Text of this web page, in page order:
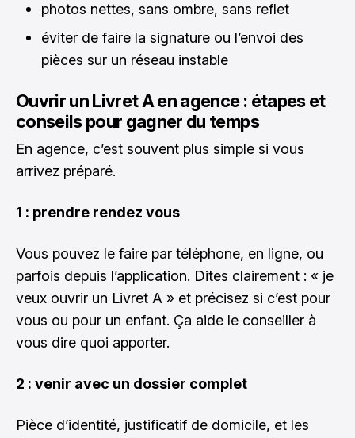
photos nettes, sans ombre, sans reflet
éviter de faire la signature ou l’envoi des
pièces sur un réseau instable
Ouvrir un Livret A en agence : étapes et
conseils pour gagner du temps
En agence, c’est souvent plus simple si vous
arrivez préparé.
1 : prendre rendez vous
Vous pouvez le faire par téléphone, en ligne, ou
parfois depuis l’application. Dites clairement : « je
veux ouvrir un Livret A » et précisez si c’est pour
vous ou pour un enfant. Ça aide le conseiller à
vous dire quoi apporter.
2 : venir avec un dossier complet
Pièce d’identité, justificatif de domicile, et les